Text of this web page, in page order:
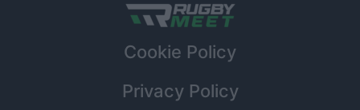
Cookie Policy
Privacy Policy